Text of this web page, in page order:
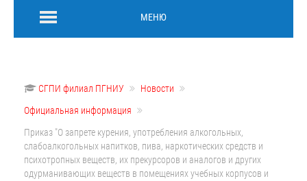
МЕНЮ
СГПИ филиал ПГНИУ
Новости
Официальная информация
Приказ "О запрете курения, употребления алкогольных,
слабоалкогольных напитков, пива, наркотических средств и
психотропных веществ, их прекурсоров и аналогов и других
одурманивающих веществ в помещениях учебных корпусов и